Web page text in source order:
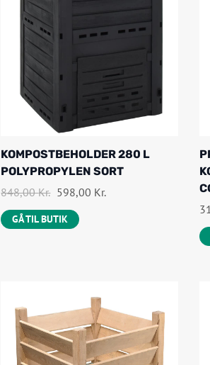
KOMPOSTBEHOLDER 280 L
POLYPROPYLEN SORT
848,00Kr. D
E
N
D
E
598,00 Kr.D
L
L
GÅ TIL BUTIK